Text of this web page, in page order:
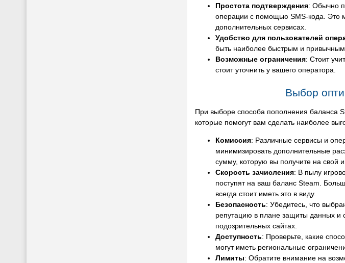
Простота подтверждения: Обычно
операции с помощью SMS-кода. Это
дополнительных сервисах.
Удобство для пользователей
быть наиболее быстрым и
Возможные ограничения: Стоит
стоит уточнить у вашего оператора.
Выбор
При выборе способа пополнения баланса
которые помогут вам сделать наиболее
Комиссия: Различные сервисы и
минимизировать дополнительные
сумму, которую вы получите на свой
Скорость зачисления: В пылу
поступят на ваш баланс Steam.
всегда стоит иметь это в виду.
Безопасность: Убедитесь, что
репутацию в плане защиты данных и
подозрительных сайтах.
Доступность: Проверьте, какие
могут иметь региональные
Лимиты: Обратите внимание на